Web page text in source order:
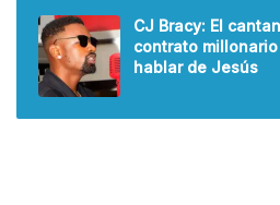
CJ Bracy: El
contrato
hablar de Jesús